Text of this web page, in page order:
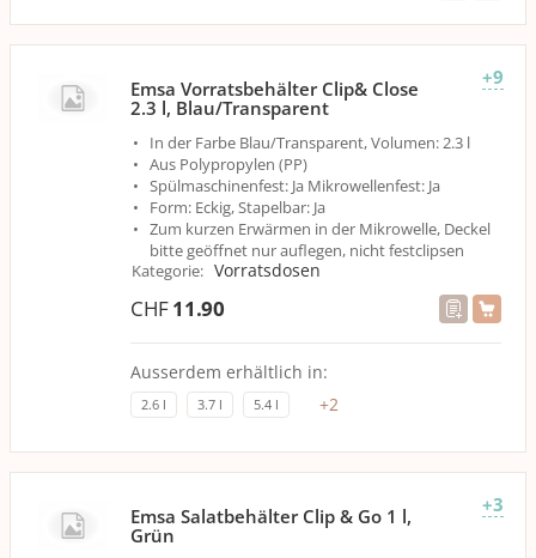
+9
Emsa Vorratsbehälter Clip& Close
2.3 l, Blau/Transparent
In der Farbe Blau/Transparent, Volumen: 2.3 l
Aus Polypropylen (PP)
Spülmaschinenfest: Ja Mikrowellenfest: Ja
Form: Eckig, Stapelbar: Ja
Zum kurzen Erwärmen in der Mikrowelle, Deckel
bitte geöffnet nur auflegen, nicht festclipsen
Kategorie: Vorratsdosen
CHF11.90
Ausserdem erhältlich in:
2.6 l 3.7 l 5.4 l +2
+3
Emsa Salatbehälter Clip & Go 1 l,
Grün